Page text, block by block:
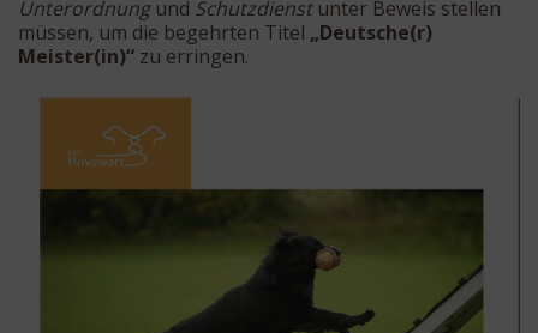
Unterordnungund Schutzdienstunter Beweis stellen
müssen, um die begehrten Titel „Deutsche(r)
Meister(in)“ zu erringen.